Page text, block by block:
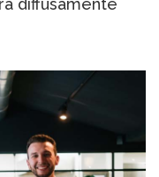
diffusamente